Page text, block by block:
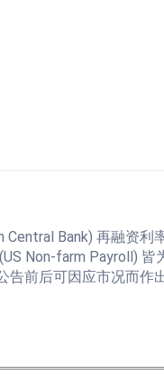
Bank) 再融资利
Non-farm Payroll) 皆
告前后可因应市况而作